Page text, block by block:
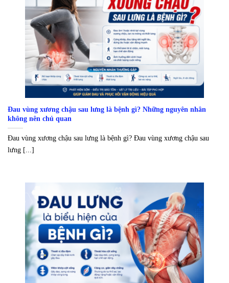
Đau vùng xương chậu sau lưng là bệnh gì? Những nguyên nhân
không nên chủ quan
Đau vùng xương chậu sau lưng là bệnh gì? Đau vùng xương chậu sau
lưng [...]